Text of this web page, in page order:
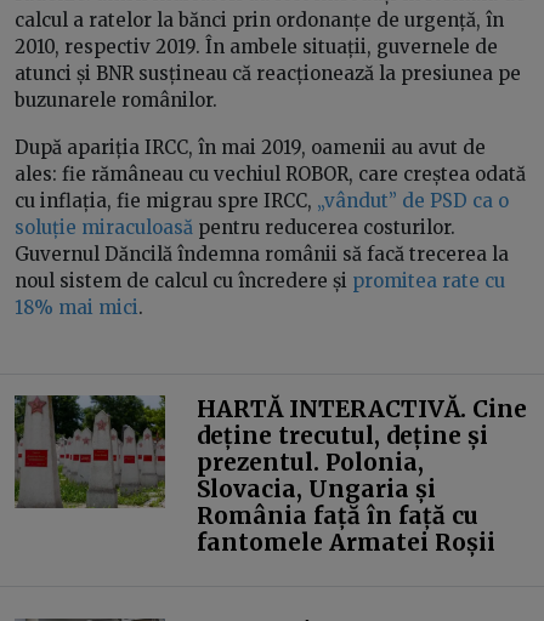
calcul a ratelor la bănci prin ordonanțe de urgență, în
2010, respectiv 2019. În ambele situații, guvernele de
atunci și BNR susțineau că reacționează la presiunea pe
buzunarele românilor.
După apariția IRCC, în mai 2019, oamenii au avut de
ales: fie rămâneau cu vechiul ROBOR, care creștea odată
cu inflația, fie migrau spre IRCC, „vândut” de PSD ca o
soluție miraculoasă pentru reducerea costurilor.
Guvernul Dăncilă îndemna românii să facă trecerea la
noul sistem de calcul cu încredere și promitea rate cu
18% mai mici.
HARTĂ INTERACTIVĂ. Cine
deține trecutul, deține și
prezentul. Polonia,
Slovacia, Ungaria și
România față în față cu
fantomele Armatei Roșii